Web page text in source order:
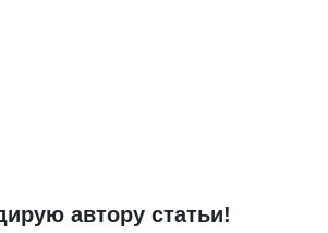
автору статьи!